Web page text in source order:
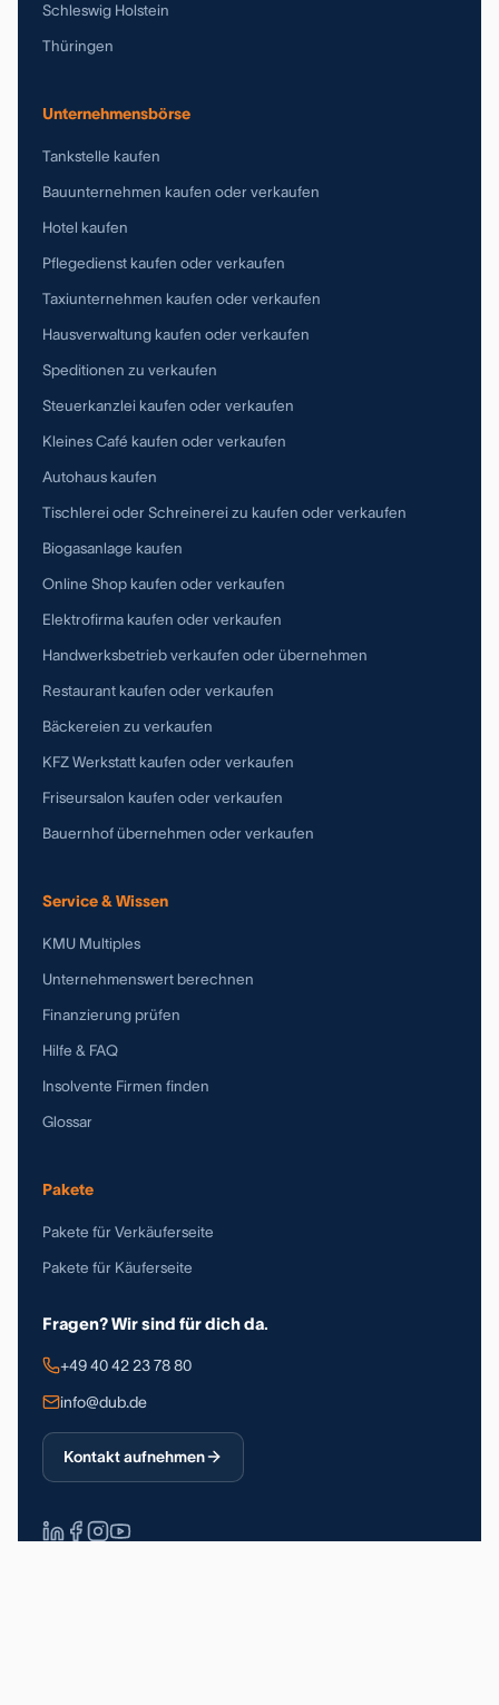
Schleswig Holstein
Thüringen
Unternehmensbörse
Tankstelle kaufen
Bauunternehmen kaufen oder verkaufen
Hotel kaufen
Pflegedienst kaufen oder verkaufen
Taxiunternehmen kaufen oder verkaufen
Hausverwaltung kaufen oder verkaufen
Speditionen zu verkaufen
Steuerkanzlei kaufen oder verkaufen
Kleines Café kaufen oder verkaufen
Autohaus kaufen
Tischlerei oder Schreinerei zu kaufen oder verkaufen
Biogasanlage kaufen
Online Shop kaufen oder verkaufen
Elektrofirma kaufen oder verkaufen
Handwerksbetrieb verkaufen oder übernehmen
Restaurant kaufen oder verkaufen
Bäckereien zu verkaufen
KFZ Werkstatt kaufen oder verkaufen
Friseursalon kaufen oder verkaufen
Bauernhof übernehmen oder verkaufen
Service & Wissen
KMU Multiples
Unternehmenswert berechnen
Finanzierung prüfen
Hilfe & FAQ
Insolvente Firmen finden
Glossar
Pakete
Pakete für Verkäuferseite
Pakete für Käuferseite
Fragen? Wir sind für dich da.
+49 40 42 23 78 80
info@dub.de
Kontakt aufnehmen